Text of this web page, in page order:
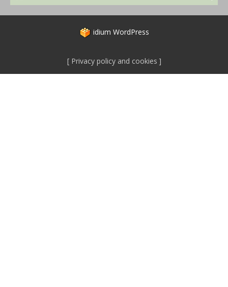
idium WordPress
Privacy policy and cookies